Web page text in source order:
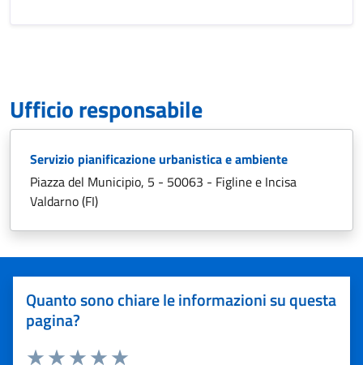
Ufficio responsabile
Servizio pianificazione urbanistica e ambiente
Piazza del Municipio, 5 - 50063 - Figline e Incisa
Valdarno (FI)
Quanto sono chiare le informazioni su questa
pagina?